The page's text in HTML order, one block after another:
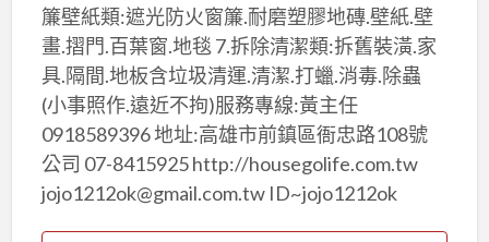
簾壁紙類:遮光防火窗簾.耐磨塑膠地磚.壁紙.壁
畫.摺門.百葉窗.地毯 7.拆除清潔類:拆舊裝潢.家
具.隔間.地板含垃圾清運.清潔.打蠟.消毒.除蟲
(小事照作.遠近不拘)服務專線:黃主任
0918589396 地址:高雄市前鎮區衙忠路108號
公司 07-8415925 http://housegolife.com.tw
jojo1212ok@gmail.com.tw ID~jojo1212ok